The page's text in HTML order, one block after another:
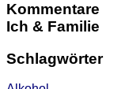
Kommentare
Ich & Familie
Schlagwörter